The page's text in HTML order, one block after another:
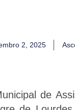
2, 2025
de